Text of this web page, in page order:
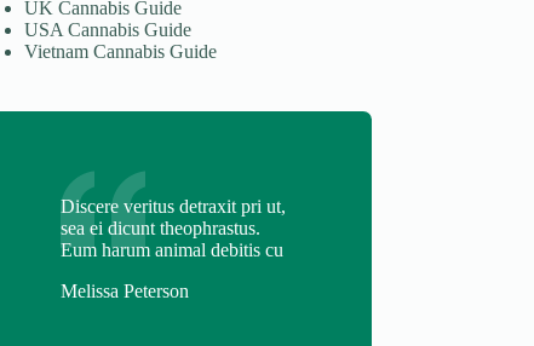
UK Cannabis Guide
USA Cannabis Guide
Vietnam Cannabis Guide
Discere veritus detraxit pri ut,
sea ei dicunt theophrastus.
Eum harum animal debitis cu
Melissa Peterson